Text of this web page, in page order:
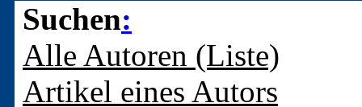
Suchen:
Alle Autoren (Liste)
Artikel eines Autors